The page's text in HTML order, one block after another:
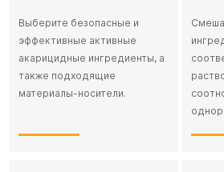
Выберите безопасные и
эффективные активные
акарицидные ингредиенты, а
также подходящие
материалы-носители.